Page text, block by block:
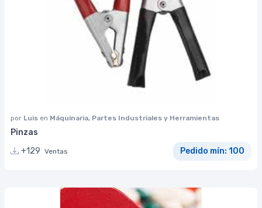
por Luis en Máquinaria, Partes Industriales y Herramientas
Pinzas
+129 Ventas Pedido mín: 100